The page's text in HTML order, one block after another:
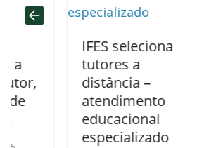
IFES seleciona
tutores a
distância –
atendimento
educacional
especializado